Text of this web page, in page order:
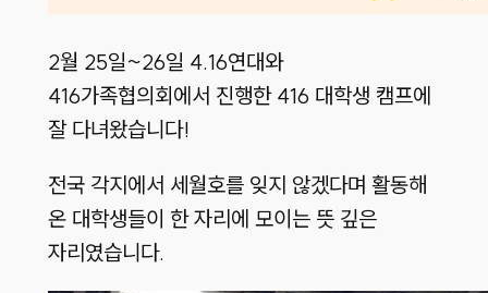
2월 25일~26일 4.16연대와
416가족협의회에서 진행한 416 대학생 캠프에
잘 다녀왔습니다!
전국 각지에서 세월호를 잊지 않겠다며 활동해
온 대학생들이 한 자리에 모이는 뜻 깊은
자리였습니다.